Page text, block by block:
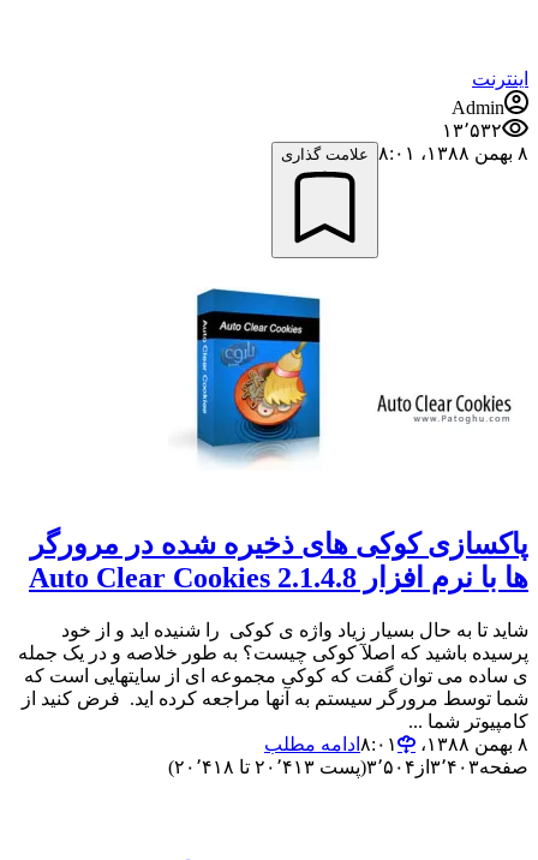
اینترنت
Admin
۱۳٬۵۳۲
۸ بهمن ۱۳۸۸،‏ ۸:۰۱
علامت گذاری
پاکسازی کوکی های ذخیره شده در مرورگر
ها با نرم افزار Auto Clear Cookies 2.1.4.8
شاید تا به حال بسیار زیاد واژه ی کوکی را شنیده اید و از خود
پرسیده باشید که اصلآ کوکی چیست؟ به طور خلاصه و در یک جمله
ی ساده می توان گفت که کوکی مجموعه ای از سایتهایی است که
شما توسط مرورگر سیستم به آنها مراجعه کرده اید. فرض کنید از
کامپیوتر شما ...
۸ بهمن ۱۳۸۸،‏ ۸:۰۱
ادامه مطلب
صفحه۳٬۴۰۳ از ۳٬۵۰۴(پست ۲۰٬۴۱۳ تا ۲۰٬۴۱۸)